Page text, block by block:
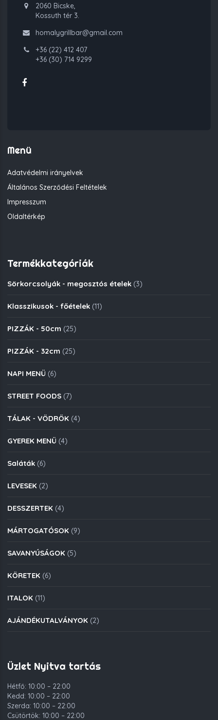
2060 Bicske,
Kossuth tér 3.
homalygrillbar@gmail.com
+36 (22) 412 407
+36 (30) 714 9299
Menü
Adatvédelmi irányelvek
Általános Szerződési Feltételek
Impresszum
Oldaltérkép
Termékkategóriák
Sörkorcsolyák - megosztós ételek (3)
Klasszikusok - főételek (11)
PIZZÁK - 50cm (25)
PIZZÁK - 32cm (25)
NAPI MENÜ (6)
STREET FOODS (7)
TÁLAK - VÖDRÖK (4)
GYEREK MENÜ (4)
Saláták (6)
LEVESEK (2)
DESSZERTEK (4)
MÁRTOGATÓSOK (9)
SAVANYÚSÁGOK (5)
KÖRETEK (6)
ITALOK (11)
AJÁNDÉKUTALVÁNYOK (2)
Üzlet Nyitva tartás
Hétfő: 10:00 – 22:00
Kedd: 10:00 – 22:00
Szerda: 10:00 – 22:00
Csütörtök: 10:00 – 22:00